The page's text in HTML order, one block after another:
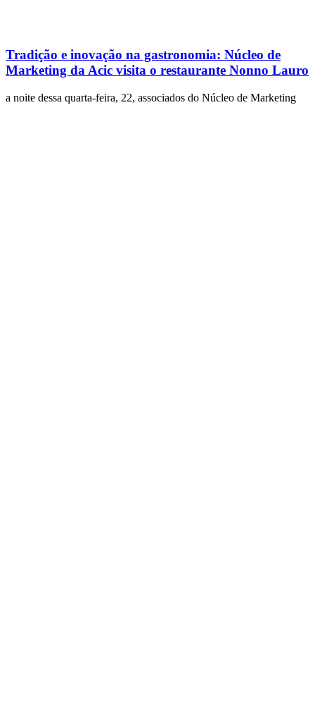
Tradição e inovação na gastronomia: Núcleo de
Marketing da Acic visita o restaurante Nonno Lauro
a noite dessa quarta-feira, 22, associados do Núcleo de Marketing